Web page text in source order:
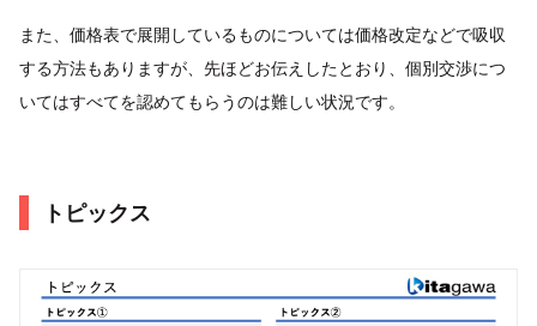
また、価格表で展開しているものについては価格改定などで吸収
する方法もありますが、先ほどお伝えしたとおり、個別交渉につ
いてはすべてを認めてもらうのは難しい状況です。
トピックス